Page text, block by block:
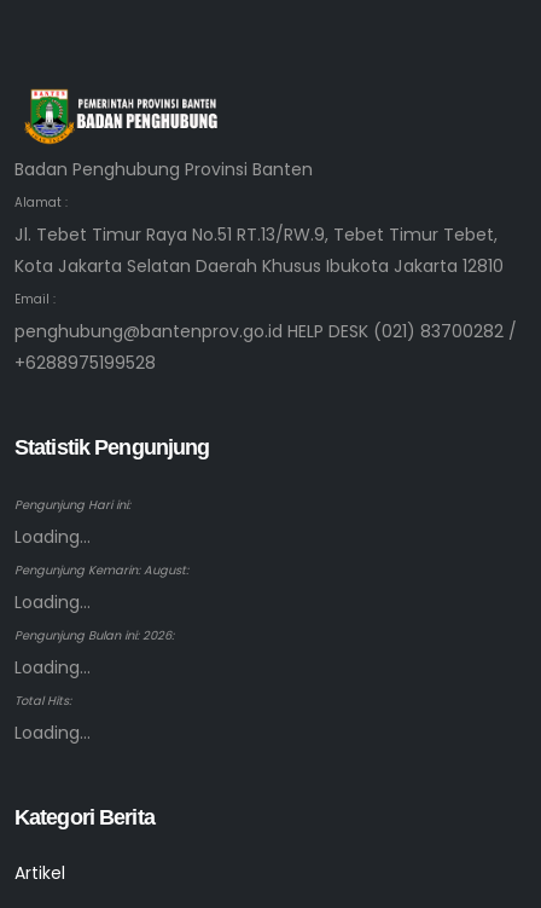
Badan Penghubung Provinsi Banten
Alamat :
Jl. Tebet Timur Raya No.51 RT.13/RW.9, Tebet Timur Tebet,
Kota Jakarta Selatan Daerah Khusus Ibukota Jakarta 12810
Email :
penghubung@bantenprov.go.id HELP DESK (021) 83700282 /
+6288975199528
Statistik Pengunjung
Pengunjung Hari ini:
Loading...
Pengunjung Kemarin: August:
Loading...
Pengunjung Bulan ini: 2026:
Loading...
Total Hits:
Loading...
Kategori Berita
Artikel